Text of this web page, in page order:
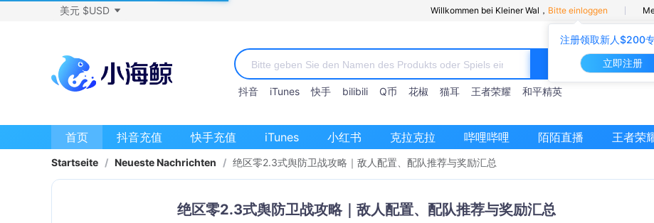
注册领取新人$200
立即注册
美元 $USD Willkommen bei Kleiner Wal， Bitte einloggen
抖音 iTunes 快手 bilibili Q币 花椒 猫耳 王者荣耀 和平精英
首页 抖音充值 快手充值 iTunes 小红书 克拉克拉 哔哩哔哩 陌陌直播 王者荣
Startseite / Neueste Nachrichten / 绝区零2.3式舆防卫战攻略｜敌人配置、配队推荐与奖励汇总
绝区零2.3式舆防卫战攻略｜敌人配置、配队推荐与奖励汇总